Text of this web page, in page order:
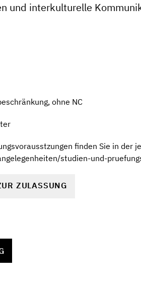
und interkulturelle
ohne NC
finden Sie in
studien-und-
ZULASSUNG